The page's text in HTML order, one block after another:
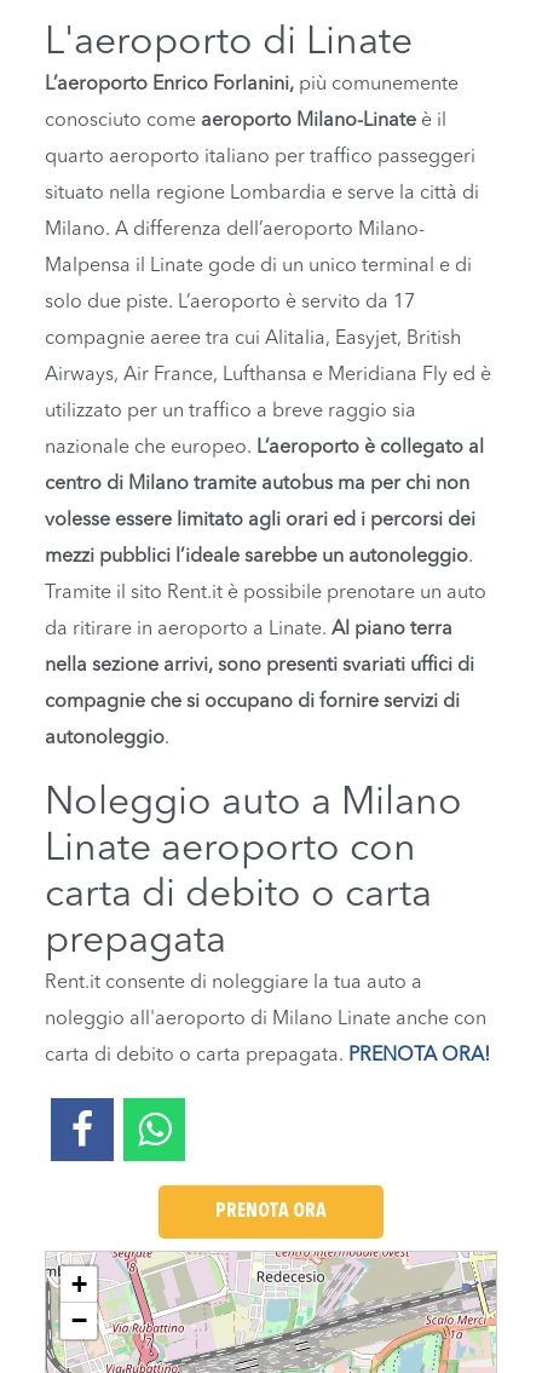
L'aeroporto di Linate
L’aeroporto Enrico Forlanini, più comunemente
conosciuto come aeroporto Milano-Linate è il
quarto aeroporto italiano per traffico passeggeri
situato nella regione Lombardia e serve la città di
Milano. A differenza dell’aeroporto Milano-
Malpensa il Linate gode di un unico terminal e di
solo due piste. L’aeroporto è servito da 17
compagnie aeree tra cui Alitalia, Easyjet, British
Airways, Air France, Lufthansa e Meridiana Fly ed è
utilizzato per un traffico a breve raggio sia
nazionale che europeo. L’aeroporto è collegato al
centro di Milano tramite autobus ma per chi non
volesse essere limitato agli orari ed i percorsi dei
mezzi pubblici l’ideale sarebbe un autonoleggio.
Tramite il sito Rent.it è possibile prenotare un auto
da ritirare in aeroporto a Linate.Al piano terra
nella sezione arrivi, sono presenti svariati uffici di
compagnie che si occupano di fornire servizi di
autonoleggio.
Noleggio auto a Milano
Linate aeroporto con
carta di debito o carta
prepagata
Rent.it consente di noleggiare la tua auto a
noleggio all'aeroporto di Milano Linate anche con
carta di debito o carta prepagata. PRENOTA ORA!
PRENOTA ORA
Loading....
+
−